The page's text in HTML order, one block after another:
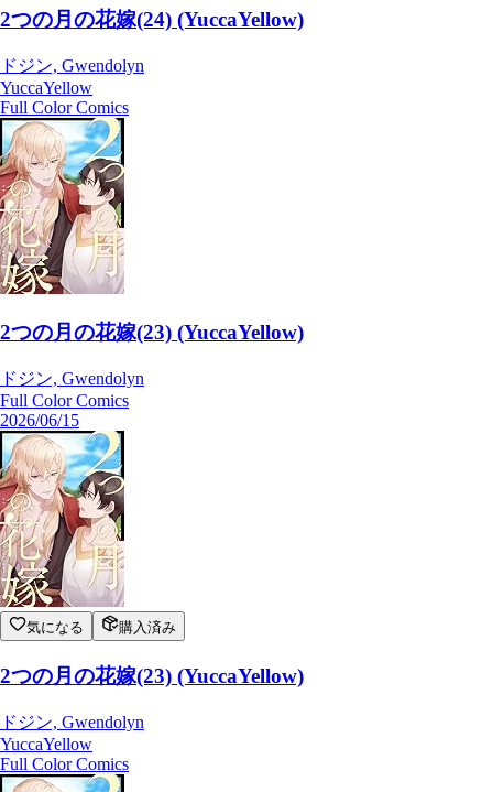
2つの月の花嫁(24) (YuccaYellow)
ドジン, Gwendolyn
YuccaYellow
Full Color Comics
2つの月の花嫁(23) (YuccaYellow)
ドジン, Gwendolyn
Full Color Comics
2026/06/15
気になる 購入済み
2つの月の花嫁(23) (YuccaYellow)
ドジン, Gwendolyn
YuccaYellow
Full Color Comics